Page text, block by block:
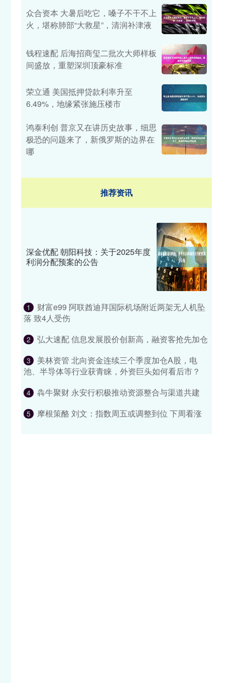
众合资本 大暑后吃它，嗓子不干不上
火，堪称肺部“大救星”，清润补津液
钱程速配 后海招商玺二批次大师样板
间盛放，重塑深圳顶豪标准
荣立通 美国抵押贷款利率升至
6.49%，地缘紧张施压楼市
鸿泰利创 普京又在讲历史故事，细思
极恐的问题来了，新俄罗斯的边界在
哪
推荐资讯
深金优配 朝阳科技：关于2025年度
利润分配预案的公告
1
财富e99 阿联酋迪拜国际机场附近两架无人机坠
落 致4人受伤
2 弘大速配 信息发展股价创新高，融资客抢先加仓
3
美林资管 北向资金连续三个季度加仓A股，电
池、半导体等行业获青睐，外资巨头如何看后市？
4 犇牛聚财 永安行积极推动资源整合与渠道共建
5 摩根策酪 刘文：指数周五或调整到位 下周看涨